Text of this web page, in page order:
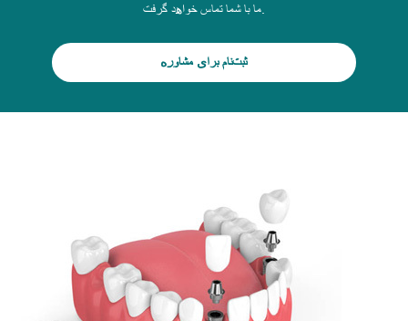
ما با شما تماس خواهد گرفت.
ثبت‌نام برای مشاوره